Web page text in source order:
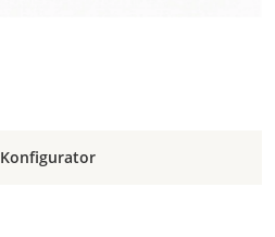
Konfigurator